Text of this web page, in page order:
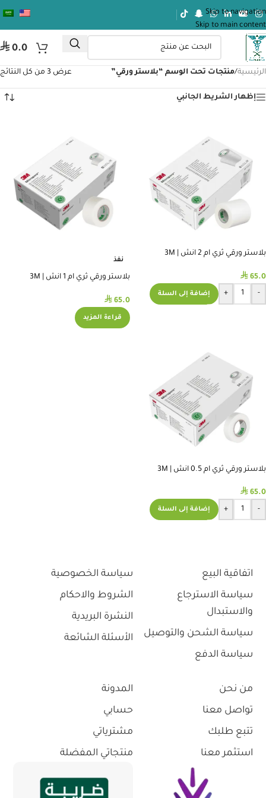
Skip to navigation
Skip to main content
⃁ 0.0
الرئيسية/منتجات تحت الوسم “بلاستر ورقي” عرض ⁦3⁩ من كل النتائج
إظهار الشريط الجانبي
بلاستر ورقي ثري ام 2 انش | 3M
⃁ 65.0
-
+ إضافة إلى السلة
نفذ
بلاستر ورقي ثري ام 1 انش | 3M
⃁ 65.0
قراءة المزيد
بلاستر ورقي ثري ام 0.5 انش | 3M
⃁ 65.0
-
+ إضافة إلى السلة
اتفاقية البيع
سياسة الاسترجاع
والاستبدال
سياسة الشحن والتوصيل
سياسة الدفع
سياسة الخصوصية
الشروط والاحكام
النشرة البريدية
الأسئلة الشائعة
من نحن
تواصل معنا
تتبع طلبك
استثمر معنا
المدونة
حسابي
مشترياتي
منتجاتي المفضلة